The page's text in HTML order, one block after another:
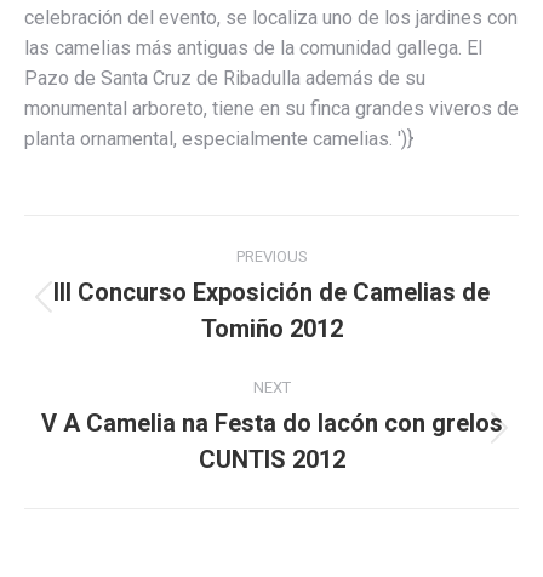
celebración del evento, se localiza uno de los jardines con
las camelias más antiguas de la comunidad gallega. El
Pazo de Santa Cruz de Ribadulla además de su
monumental arboreto, tiene en su finca grandes viveros de
planta ornamental, especialmente camelias. ')}
navigation
PREVIOUS
post:
III Concurso Exposición de Camelias de
Tomiño 2012
NEXT
post:
V A Camelia na Festa do lacón con grelos
CUNTIS 2012